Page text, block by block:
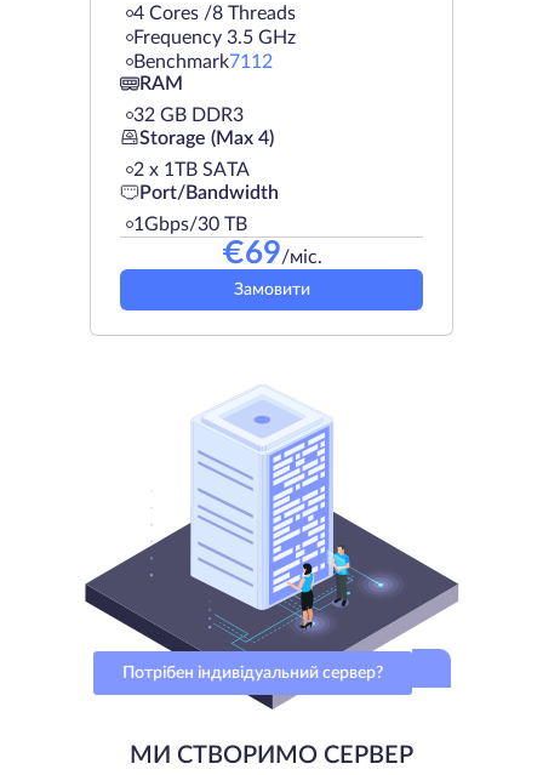
4 Cores /8 Threads
Frequency 3.5 GHz
Benchmark7112
RAM
32 GB DDR3
Storage (Max 4)
2 х 1TB SATA
Port/Bandwidth
1Gbps/30 TB
€69/міс.
Замовити
Потрібен індивідуальний сервер?
МИ СТВОРИМО СЕРВЕР